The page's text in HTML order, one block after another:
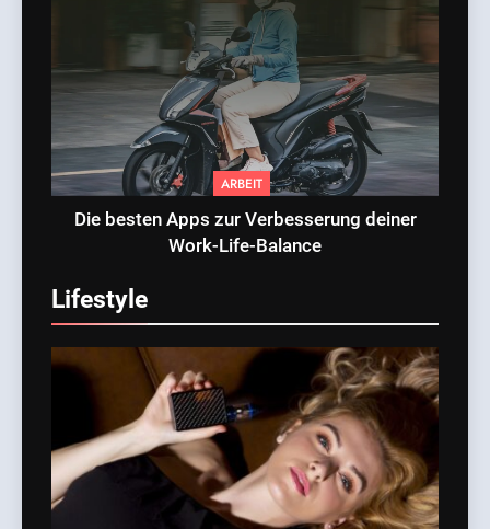
ARBEIT
Die besten Apps zur Verbesserung deiner
Work-Life-Balance
Lifestyle